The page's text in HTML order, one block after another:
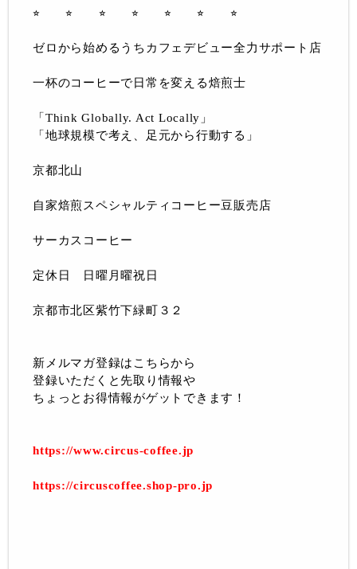
⭐︎ ⭐︎ ⭐︎ ⭐︎ ⭐︎ ⭐︎ ⭐︎
ゼロから始めるうちカフェデビュー全力サポート店
一杯のコーヒーで日常を変える焙煎士
「Think Globally. Act Locally」
「地球規模で考え、足元から行動する」
京都北山
自家焙煎スペシャルティコーヒー豆販売店
サーカスコーヒー
定休日 日曜月曜祝日
京都市北区紫竹下緑町３２
新メルマガ登録はこちらから
登録いただくと先取り情報や
ちょっとお得情報がゲットできます！
https://www.circus-coffee.jp
https://circuscoffee.shop-pro.jp